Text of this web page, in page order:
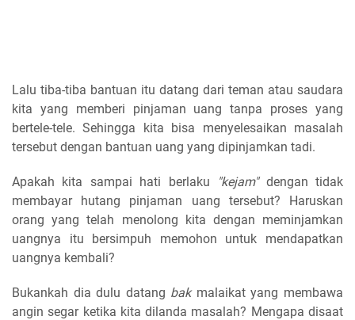
Lalu tiba-tiba bantuan itu datang dari teman atau saudara
kita yang memberi pinjaman uang tanpa proses yang
bertele-tele. Sehingga kita bisa menyelesaikan masalah
tersebut dengan bantuan uang yang dipinjamkan tadi.
Apakah kita sampai hati berlaku "kejam"dengan tidak
membayar hutang pinjaman uang tersebut? Haruskan
orang yang telah menolong kita dengan meminjamkan
uangnya itu bersimpuh memohon untuk mendapatkan
uangnya kembali?
Bukankah dia dulu datang bak malaikat yang membawa
angin segar ketika kita dilanda masalah? Mengapa disaat